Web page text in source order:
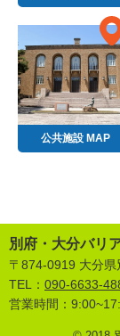
公共施設 MAP
別府・大分バリ
〒874-0919 大分
TEL： 090-6633-
営業時間：